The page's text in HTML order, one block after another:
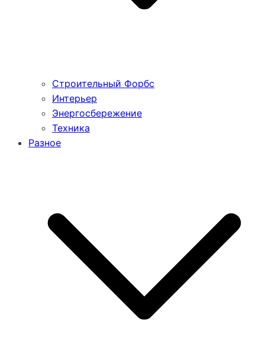
Строительный Форбс
Интерьер
Энергосбережение
Техника
Разное